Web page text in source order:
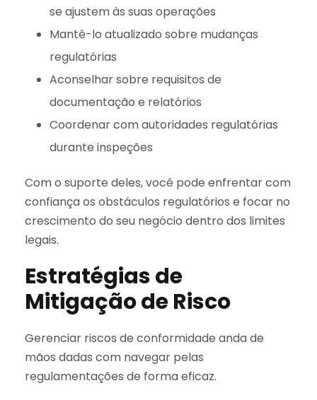
se ajustem às suas operações
Mantê-lo atualizado sobre mudanças
regulatórias
Aconselhar sobre requisitos de
documentação e relatórios
Coordenar com autoridades regulatórias
durante inspeções
Com o suporte deles, você pode enfrentar com
confiança os obstáculos regulatórios e focar no
crescimento do seu negócio dentro dos limites
legais.
Estratégias de
Mitigação de Risco
Gerenciar riscos de conformidade anda de
mãos dadas com navegar pelas
regulamentações de forma eficaz.